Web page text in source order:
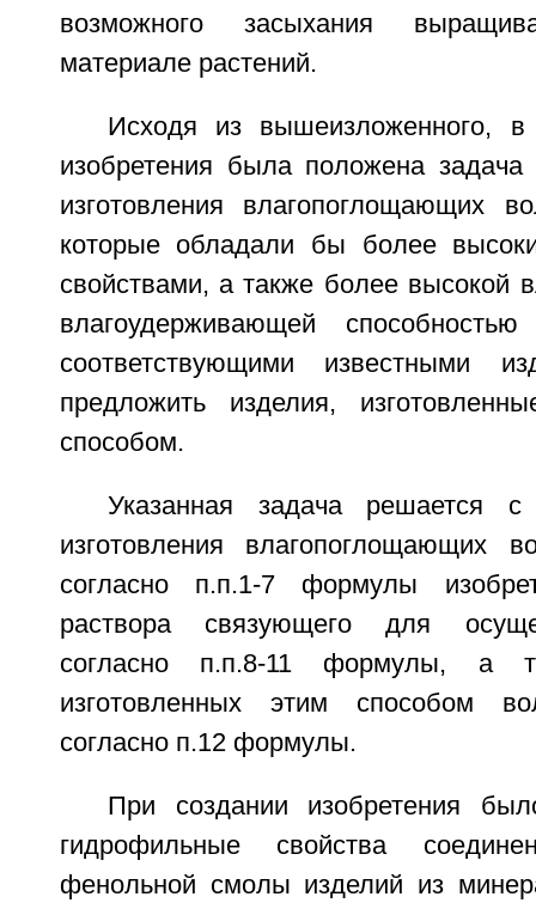
возможного засыхания
материале растений.
Исходя из вышеизложенного, в
изобретения была положена задача
изготовления влагопоглощающих
которые обладали бы более
свойствами, а также более высокой
влагоудерживающей
соответствующими известными
предложить изделия,
способом.
Указанная задача решается
изготовления влагопоглощающих
согласно п.п.1-7 формулы
раствора связующего для
согласно п.п.8-11 формулы, а
изготовленных этим способом
согласно п.12 формулы.
При создании изобретения
гидрофильные свойства
фенольной смолы изделий из